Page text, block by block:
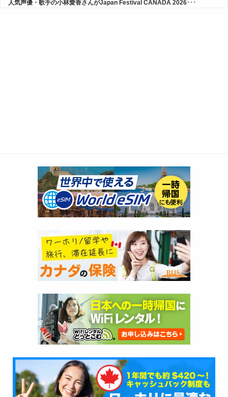
人気声優・歌手の小林愛香さんがJapan Festival CANADA 2026･･･